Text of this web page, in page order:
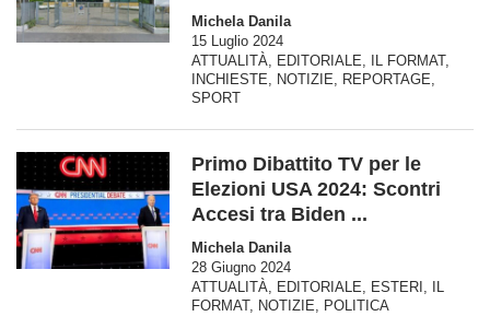
Michela Danila
15 Luglio 2024
ATTUALITÀ
EDITORIALE IL FORMAT,
INCHIESTE
NOTIZIE REPORTAGE
SPORT
Primo Dibattito TV per le
Elezioni USA 2024: Scontri
Accesi tra Biden ...
Michela Danila
28 Giugno 2024
ATTUALITÀ
EDITORIALE ESTERI
FORMAT, NOTIZIE POLITICA